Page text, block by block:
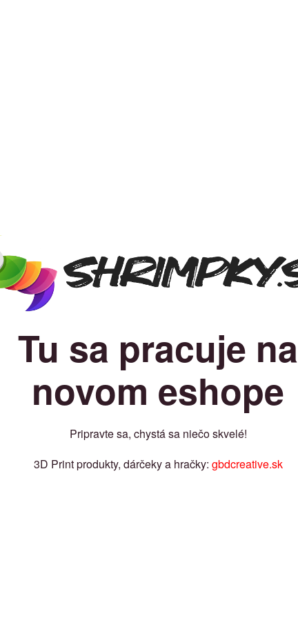
Tu sa pracuje na
novom eshope
Pripravte sa, chystá sa niečo skvelé!
3D Print produkty, dárčeky a hračky: gbdcreative.sk